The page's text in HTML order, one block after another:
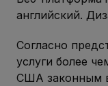
английский.
Согласно
услуги более
США законным